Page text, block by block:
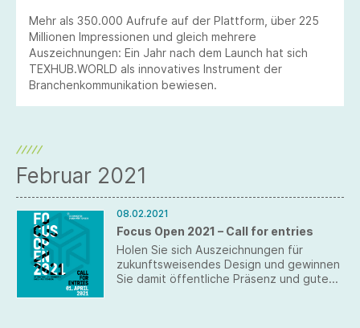
Mehr als 350.000 Aufrufe auf der Plattform, über 225
Millionen Impressionen und gleich mehrere
Auszeichnungen: Ein Jahr nach dem Launch hat sich
TEXHUB.WORLD als innovatives Instrument der
Branchenkommunikation bewiesen.
Februar 2021
08.02.2021
Focus Open 2021 – Call for entries
Holen Sie sich Auszeichnungen für
zukunftsweisendes Design und gewinnen
Sie damit öffentliche Präsenz und gute